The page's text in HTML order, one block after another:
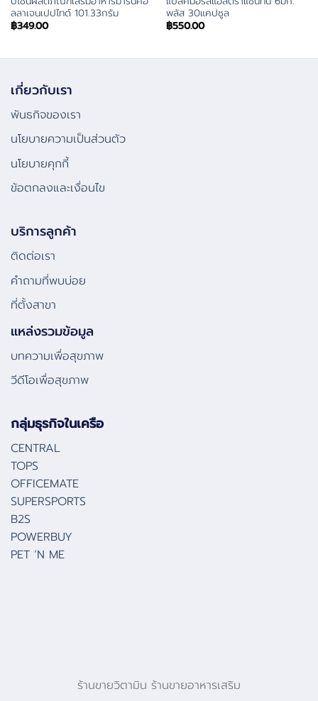
ลลาเจนเปปไทด์ 101.33กรัม
฿349.00
พลัส 30แคปซูล
฿550.00
เกี่ยวกับเรา
พันธกิจของเรา
นโยบายความเป็นส่วนตัว
นโยบายคุกกี้
ข้อตกลงและเงื่อนไข
บริการลูกค้า
ติดต่อเรา
คําถามที่พบบ่อย
ที่ตั้งสาขา
แหล่งรวมข้อมูล
บทความเพื่อสุขภาพ
วีดีโอเพื่อสุขภาพ
กลุ่มธุรกิจในเครือ
CENTRAL
TOPS
OFFICEMATE
SUPERSPORTS
B2S
POWERBUY
PET ‘N ME
ร้านขายวิตามิน ร้านขายอาหารเสริม